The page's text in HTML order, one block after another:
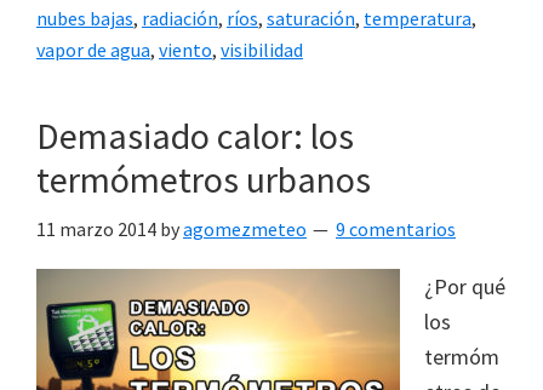
nubes bajas, radiación, ríos, saturación, temperatura,
vapor de agua, viento, visibilidad
Demasiado calor: los
termómetros urbanos
11 marzo 2014 byagomezmeteo 9 comentarios
¿Por qué
los
termóm